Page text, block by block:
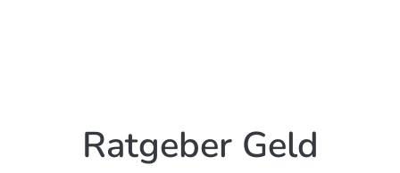
Ratgeber Geld